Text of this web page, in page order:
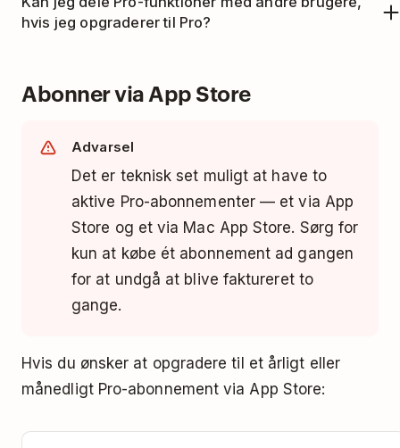
berettiget til en refundering inden for 30 dage af
hvis jeg opgraderer til Pro?
eget Pro-abonnement.
Abonner via App Store
Advarsel
Det er teknisk set muligt at have to
aktive Pro-abonnementer — et via App
Store og et via Mac App Store. Sørg for
kun at købe ét abonnement ad gangen
for at undgå at blive faktureret to
gange.
Hvis du ønsker at opgradere til et årligt eller
månedligt Pro-abonnement via App Store: